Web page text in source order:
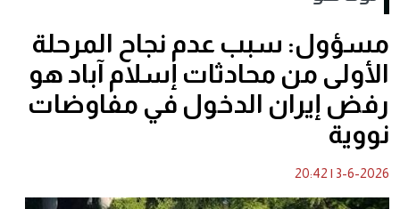
مسؤول: سبب عدم نجاح المرحلة
الأولى من محادثات إسلام آباد هو
رفض إيران الدخول في مفاوضات
نووية
3-6-2026
|
20:42